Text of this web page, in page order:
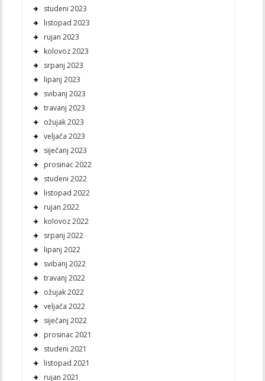
studeni 2023
listopad 2023
rujan 2023
kolovoz 2023
srpanj 2023
lipanj 2023
svibanj 2023
travanj 2023
ožujak 2023
veljača 2023
siječanj 2023
prosinac 2022
studeni 2022
listopad 2022
rujan 2022
kolovoz 2022
srpanj 2022
lipanj 2022
svibanj 2022
travanj 2022
ožujak 2022
veljača 2022
siječanj 2022
prosinac 2021
studeni 2021
listopad 2021
rujan 2021